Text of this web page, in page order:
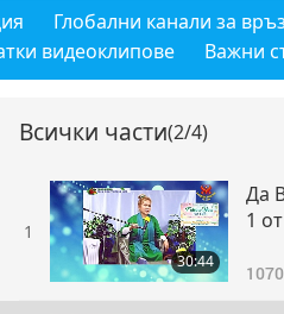
Глобални канали за
видеоклипове Важни
Всички части(2/4)
1
30:44
Да
1